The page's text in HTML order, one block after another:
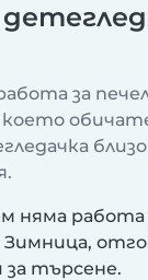
за
което
близо
няма работа
Зимница,
търсене.